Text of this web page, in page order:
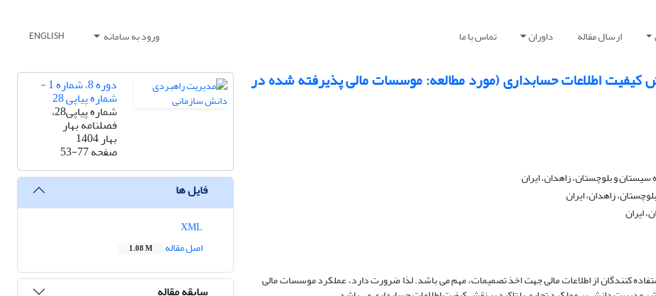
ارسال مقاله داوران تماس با ما ورود به سامانه ENGLISH
کیفیت اطلاعات حسابداری (مورد مطالعه: موسسات مالی پذیرفته شده در
و بلوچستان، زاهدان، ایران
زاهدان، ایران
ایران
کنندگان از اطلاعات مالی جهت اخذ تصمیمات، مهم می باشد. لذا ضرورت دارد، عملکرد موسسات مالی
دوره 8، شماره 1 -
شماره پیاپی 28
شماره پیاپی28،
فصلنامه بهار
بهار 1404
صفحه53-77
فایل ها
اصل مقاله
1.08 M
سابقه مقاله